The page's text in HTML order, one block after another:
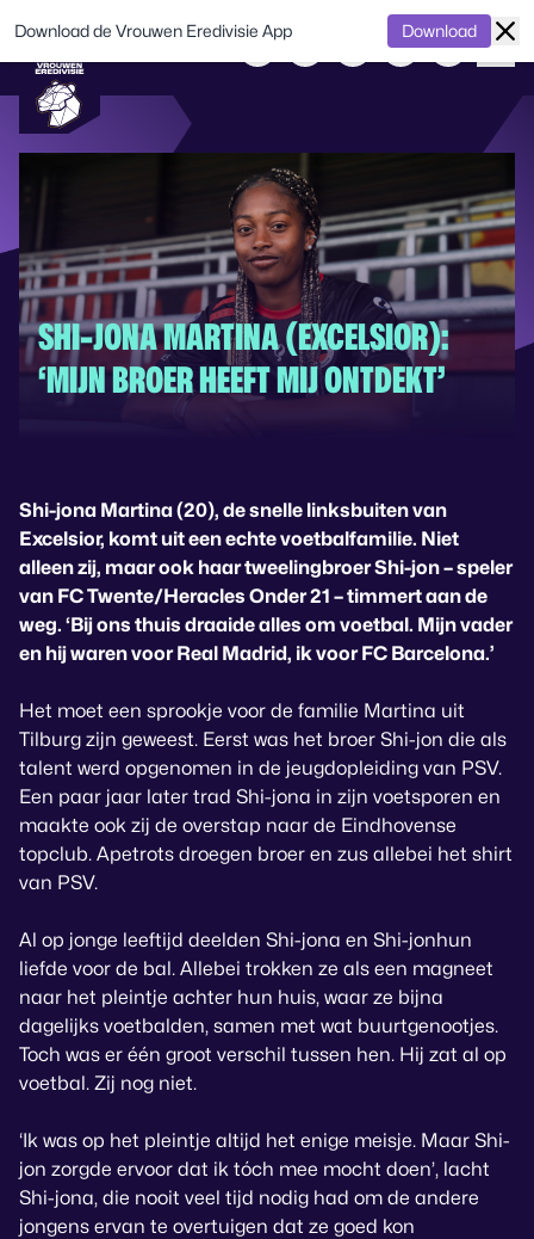
SHI-JONA MARTINA (EXCELSIOR):
‘MIJN BROER HEEFT MIJ ONTDEKT’
Shi-jona Martina (20), de snelle linksbuiten van
Excelsior, komt uit een echte voetbalfamilie. Niet
alleen zij, maar ook haar tweelingbroer Shi-jon – speler
van FC Twente/Heracles Onder 21 – timmert aan de
weg. ‘Bij ons thuis draaide alles om voetbal. Mijn vader
en hij waren voor Real Madrid, ik voor FC Barcelona.’
Het moet een sprookje voor de familie Martina uit
Tilburg zijn geweest. Eerst was het broer Shi-jon die als
talent werd opgenomen in de jeugdopleiding van PSV.
Een paar jaar later trad Shi-jona in zijn voetsporen en
maakte ook zij de overstap naar de Eindhovense
topclub. Apetrots droegen broer en zus allebei het shirt
van PSV.
Al op jonge leeftijd deelden Shi-jona en Shi-jonhun
liefde voor de bal. Allebei trokken ze als een magneet
naar het pleintje achter hun huis, waar ze bijna
dagelijks voetbalden, samen met wat buurtgenootjes.
Toch was er één groot verschil tussen hen. Hij zat al op
voetbal. Zij nog niet.
‘Ik was op het pleintje altijd het enige meisje. Maar Shi-
jon zorgde ervoor dat ik tóch mee mocht doen’, lacht
Shi-jona, die nooit veel tijd nodig had om de andere
jongens ervan te overtuigen dat ze goed kon
Download de Vrouwen Eredivisie App Download